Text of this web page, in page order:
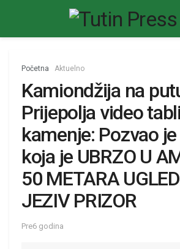
Početna Aktuelno
Kamiondžija na
Prijepolja video
kamenje: Pozvao
koja je UBRZO U
50 METARA
JEZIV PRIZOR
Pre6 godina